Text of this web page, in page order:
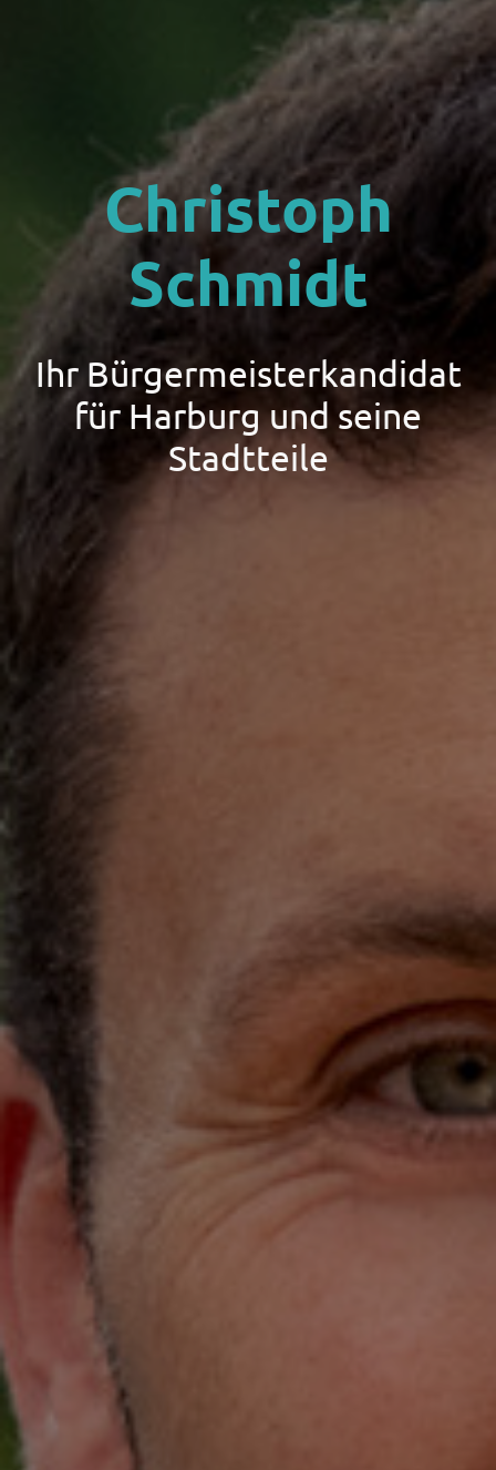
Christoph
Schmidt
Ihr Bürgermeisterkandidat
für Harburg und seine
Stadtteile